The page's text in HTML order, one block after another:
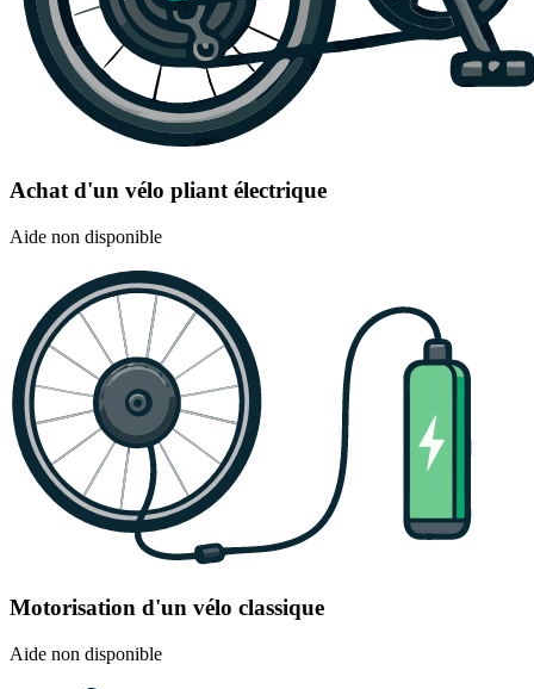
Achat d'un vélo pliant électrique
Aide non disponible
Motorisation d'un vélo classique
Aide non disponible